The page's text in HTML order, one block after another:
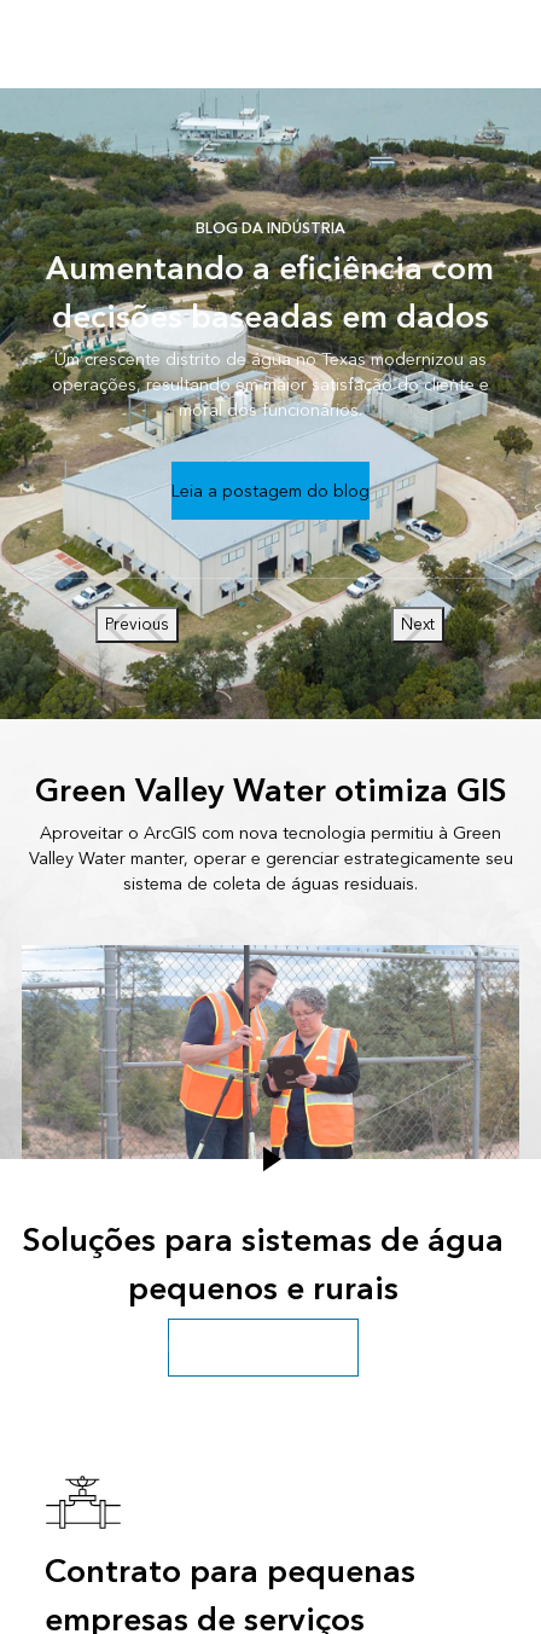
BLOG DA INDÚSTRIA
Aumentando a eficiência com
decisões baseadas em dados
Um crescente distrito de água no Texas modernizou as
operações, resultando em maior satisfação do cliente e
moral dos funcionários.
Leia a postagem do blog
Previous Next
Green Valley Water otimiza GIS
Aproveitar o ArcGIS com nova tecnologia permitiu à Green
Valley Water manter, operar e gerenciar estrategicamente seu
sistema de coleta de águas residuais.
Soluções para sistemas de água
pequenos e rurais
Descubra mais soluções
Contrato para pequenas
empresas de serviços